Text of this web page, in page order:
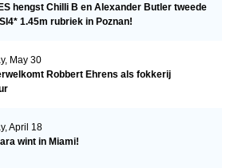
hengst Chilli B en Alexander Butler tweede
1.45m rubriek in Poznan!
May 30
Robbert Ehrens als fokkerij
April 18
wint in Miami!